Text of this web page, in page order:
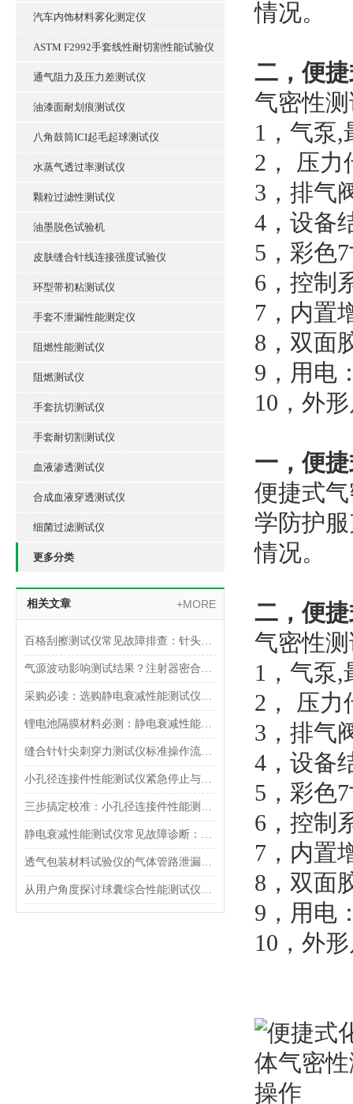
汽车内饰材料雾化测定仪
ASTM F2992手套线性耐切割性能试验仪
通气阻力及压力差测试仪
油漆面耐划痕测试仪
八角鼓筒ICI起毛起球测试仪
水蒸气透过率测试仪
颗粒过滤性测试仪
油墨脱色试验机
皮肤缝合针线连接强度试验仪
环型带初粘测试仪
手套不泄漏性能测定仪
阻燃性能测试仪
阻燃测试仪
手套抗切测试仪
手套耐切割测试仪
血液渗透测试仪
合成血液穿透测试仪
细菌过滤测试仪
更多分类
相关文章 +MORE
百格刮擦测试仪常见故障排查：针头磨损与运动轨迹偏移
气源波动影响测试结果？注射器密合性正压测试仪的稳压设计分析
采购必读：选购静电衰减性能测试仪的5个核心参数与避坑指南
锂电池隔膜材料必测：静电衰减性能测试仪的操作难点突破
缝合针针尖刺穿力测试仪标准操作流程（SOP）及实验员培训要点
小孔径连接件性能测试仪紧急停止与异常状态下的安全复位操作
三步搞定校准：小孔径连接件性能测试仪的每日开机自检流程详解
静电衰减性能测试仪常见故障诊断：充电不稳定与电位漂移排查
透气包装材料试验仪的气体管路泄漏防护与废气排放系统详解
从用户角度探讨球囊综合性能测试仪的故障问题
情况。
二，便
气密性
1，气泵,
2， 压力
3，排气
4，设备
5，彩色
6，控制
7，内置
8，双面
9，用电
10，外
一，便
便捷式
学防护
情况。
二，便
气密性
1，气泵,
2， 压力
3，排气
4，设备
5，彩色
6，控制
7，内置
8，双面
9，用电
10，外